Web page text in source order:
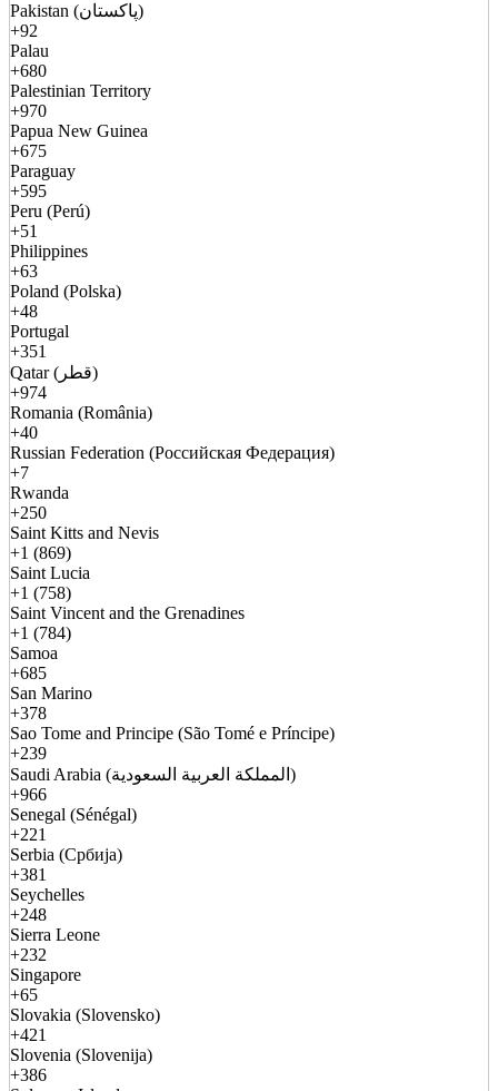
Pakistan (پاکستان)
+92
Palau
+680
Palestinian Territory
+970
Papua New Guinea
+675
Paraguay
+595
Peru (Perú)
+51
Philippines
+63
Poland (Polska)
+48
Portugal
+351
Qatar (قطر)
+974
Romania (România)
+40
Russian Federation (Российская Федерация)
+7
Rwanda
+250
Saint Kitts and Nevis
+1 (869)
Saint Lucia
+1 (758)
Saint Vincent and the Grenadines
+1 (784)
Samoa
+685
San Marino
+378
Sao Tome and Principe (São Tomé e Príncipe)
+239
Saudi Arabia (المملكة العربية السعودية)
+966
Senegal (Sénégal)
+221
Serbia (Србија)
+381
Seychelles
+248
Sierra Leone
+232
Singapore
+65
Slovakia (Slovensko)
+421
Slovenia (Slovenija)
+386